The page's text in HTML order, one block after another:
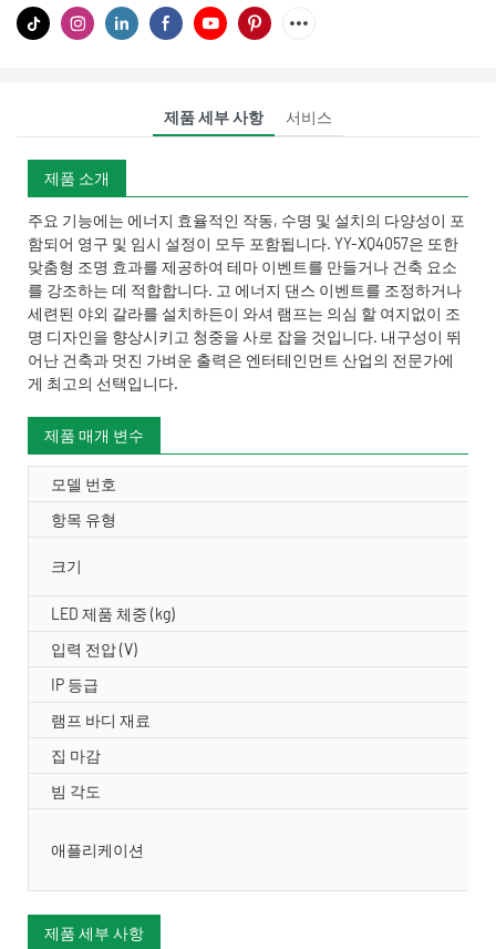
제품 세부 사항 서비스
제품 소개
주요 기능에는 에너지 효율적인 작동, 수명 및 설치의 다양성이 포
함되어 영구 및 임시 설정이 모두 포함됩니다. YY-XQ4057은 또한
맞춤형 조명 효과를 제공하여 테마 이벤트를 만들거나 건축 요소
를 강조하는 데 적합합니다. 고 에너지 댄스 이벤트를 조정하거나
세련된 야외 갈라를 설치하든이 와셔 램프는 의심 할 여지없이 조
명 디자인을 향상시키고 청중을 사로 잡을 것입니다. 내구성이 뛰
어난 건축과 멋진 가벼운 출력은 엔터테인먼트 산업의 전문가에
게 최고의 선택입니다.
제품 매개 변수
모델 번호
항목 유형
크기
LED 제품 체중 (kg)
입력 전압 (V)
IP 등급
램프 바디 재료
집 마감
빔 각도
애플리케이션
제품 세부 사항